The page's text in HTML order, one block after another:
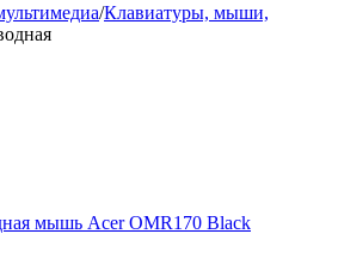
/Клавиатуры, мыши,